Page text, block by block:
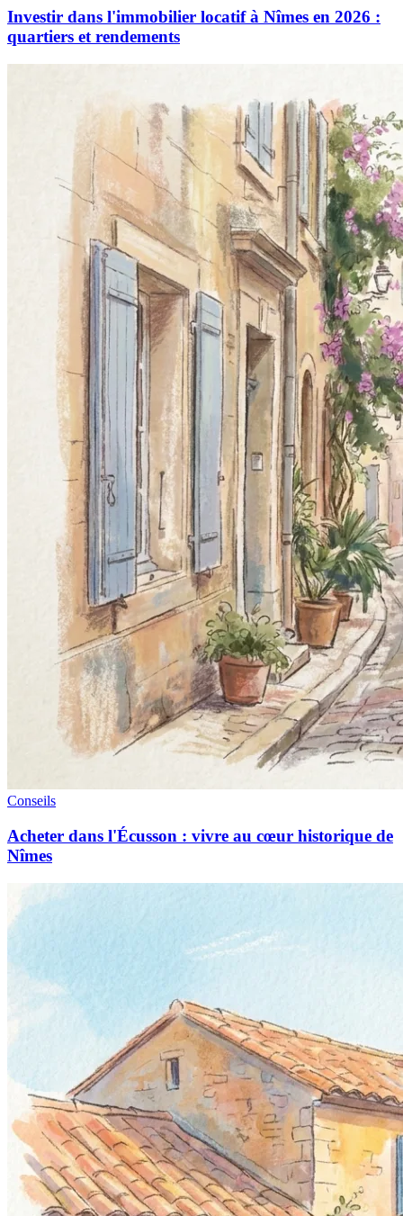
Investir dans l'immobilier locatif à Nîmes en 2026 :
quartiers et rendements
Conseils
Acheter dans l'Écusson : vivre au cœur historique de
Nîmes